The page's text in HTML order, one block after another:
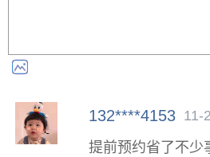
132****4153 11-
提前预约省了不少